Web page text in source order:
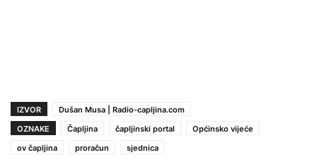
IZVOR
Dušan Musa | Radio-capljina.com
OZNAKE
Čapljina čapljinski portal
Općinsko vijeće
ov čapljina
proračun sjednica